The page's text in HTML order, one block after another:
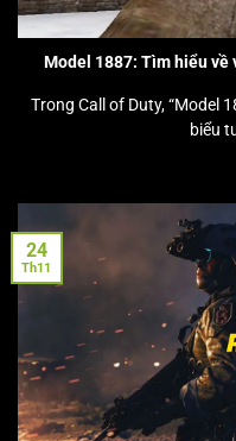
Model 1887: Tìm hiểu về
Trong Call of Duty, “Model
biểu
24
Th11